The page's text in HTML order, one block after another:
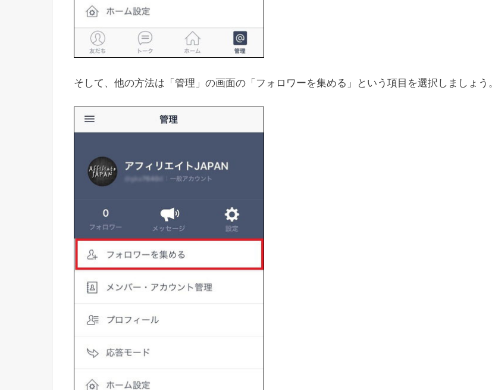
そして、他の方法は「管理」の画面の「フォロワーを集める」という項目を選択しましょう。